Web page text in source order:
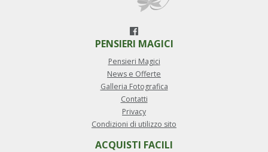
PENSIERI MAGICI
Pensieri Magici
News e Offerte
Galleria Fotografica
Contatti
Privacy
Condizioni di utilizzo sito
ACQUISTI FACILI